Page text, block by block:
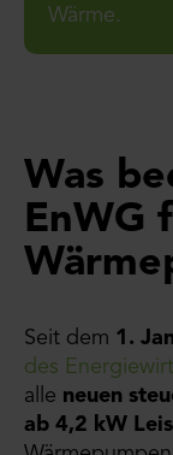
Wärme.
Was
EnWG
Seit dem 1.
des
alle neuen
ab 4,2 kW